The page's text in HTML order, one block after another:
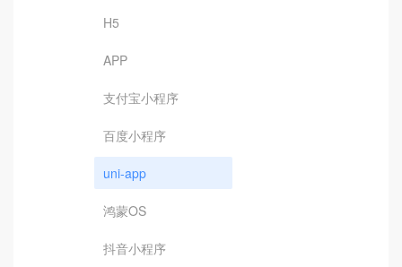
H5
APP
支付宝小程序
百度小程序
uni-app
鸿蒙OS
抖音小程序